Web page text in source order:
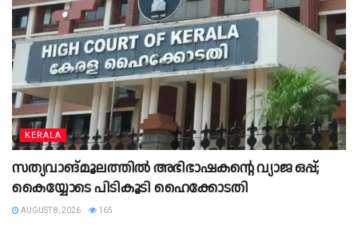
KERALA
സത്യവാങ്മൂലത്തില്‍ അഭിഭാഷകൻ്റെ വ്യാജ ഒപ്പ്;
കൈയ്യോടെ പിടികൂടി ഹൈക്കോടതി
AUGUST 8, 2026 165